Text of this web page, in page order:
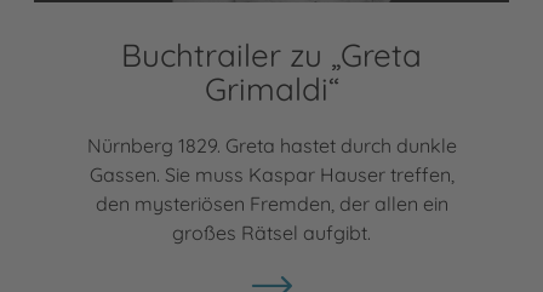
Buchtrailer zu „Greta
Grimaldi“
Nürnberg 1829. Greta hastet durch dunkle
Gassen. Sie muss Kaspar Hauser treffen,
den mysteriösen Fremden, der allen ein
großes Rätsel aufgibt.